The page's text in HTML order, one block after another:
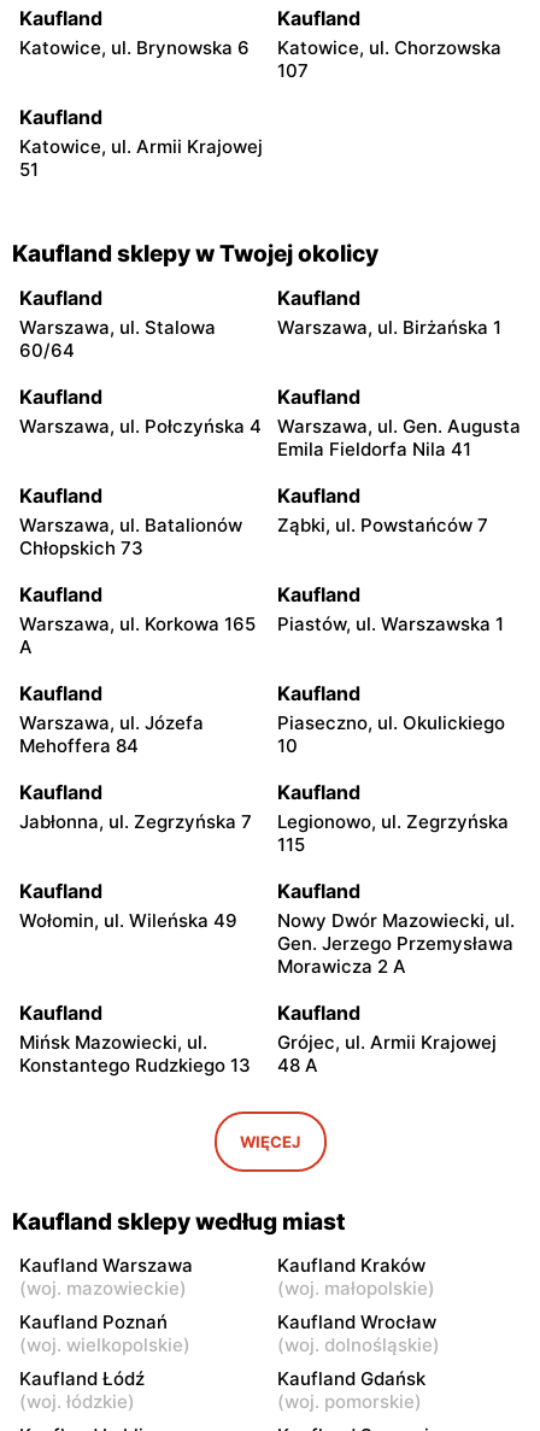
Kaufland
Katowice, ul. Brynowska 6
Kaufland
Katowice, ul. Chorzowska
107
Kaufland
Katowice, ul. Armii Krajowej
51
Kaufland sklepy w Twojej okolicy
Kaufland
Warszawa, ul. Stalowa
60/64
Kaufland
Warszawa, ul. Birżańska 1
Kaufland
Warszawa, ul. Połczyńska 4
Kaufland
Warszawa, ul. Gen. Augusta
Emila Fieldorfa Nila 41
Kaufland
Warszawa, ul. Batalionów
Chłopskich 73
Kaufland
Ząbki, ul. Powstańców 7
Kaufland
Warszawa, ul. Korkowa 165
A
Kaufland
Piastów, ul. Warszawska 1
Kaufland
Warszawa, ul. Józefa
Mehoffera 84
Kaufland
Piaseczno, ul. Okulickiego
10
Kaufland
Jabłonna, ul. Zegrzyńska 7
Kaufland
Legionowo, ul. Zegrzyńska
115
Kaufland
Wołomin, ul. Wileńska 49
Kaufland
Nowy Dwór Mazowiecki, ul.
Gen. Jerzego Przemysława
Morawicza 2 A
Kaufland
Mińsk Mazowiecki, ul.
Konstantego Rudzkiego 13
Kaufland
Grójec, ul. Armii Krajowej
48 A
Kaufland
Wyszków, ul. Centralna 2
Kaufland
Sochaczew al. 600-lecia
39
Kaufland
Kaufland
Płońsk, ul. Żołnierzy
Wyklętych 16
Kaufland
Skierniewice, ul. Ks. Kard.
Prym. Stefana
Wyszyńskiego 13/15
WIĘCEJ
Kaufland sklepy według miast
Kaufland Warszawa
(woj. mazowieckie)
Kaufland Kraków
(woj. małopolskie)
Kaufland Poznań
(woj. wielkopolskie)
Kaufland Wrocław
(woj. dolnośląskie)
Kaufland Łódź
(woj. łódzkie)
Kaufland Gdańsk
(woj. pomorskie)